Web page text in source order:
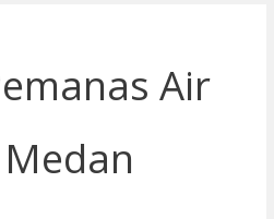
Air